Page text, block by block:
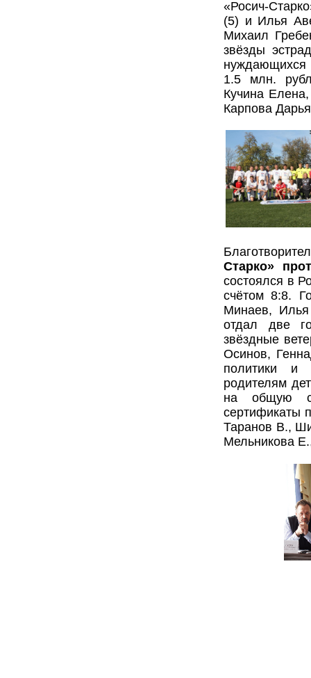
«Росич-
(5) и Илья
Михаил
звёзды
нуждающихся
1.5 млн.
Кучина
Карпова
Старко»
состоялся в
счётом 8:8.
Минаев,
отдал две
звёздные
Осинов,
политики и
родителям
на общую
сертификаты
Таранов В.,
Мельникова